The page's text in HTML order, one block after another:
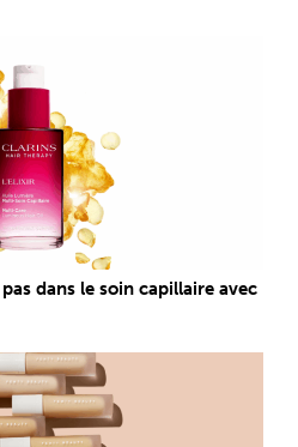
dans le soin capillaire avec